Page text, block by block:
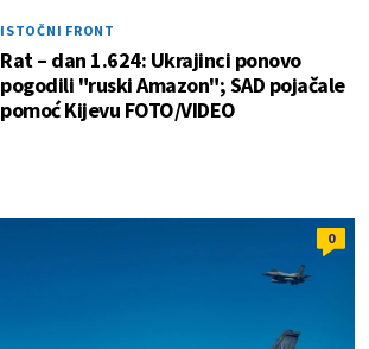
ISTOČNI FRONT
Rat – dan 1.624: Ukrajinci ponovo
pogodili "ruski Amazon"; SAD pojačale
pomoć Kijevu FOTO/VIDEO
0